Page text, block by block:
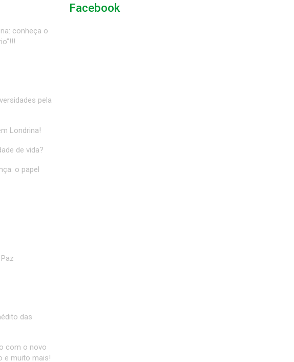
conheça o
pela
Londrina!
de vida?
o papel
das
com o novo
e muito mais!
Facebook